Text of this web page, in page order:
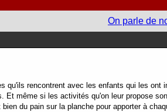
On parle de
qu'ils rencontrent avec les enfants qui les ont
Et même si les activités qu'on leur propose
du pain sur la planche pour apporter à